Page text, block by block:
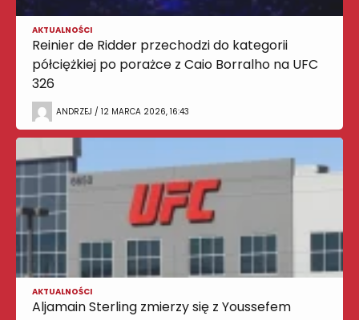
AKTUALNOŚCI
Reinier de Ridder przechodzi do kategorii
półciężkiej po porażce z Caio Borralho na UFC
326
ANDRZEJ / 12 MARCA 2026, 16:43
AKTUALNOŚCI
Aljamain Sterling zmierzy się z Youssefem